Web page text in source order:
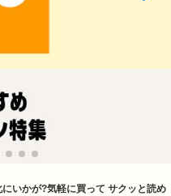
いかが?気軽に買って サクッと読め